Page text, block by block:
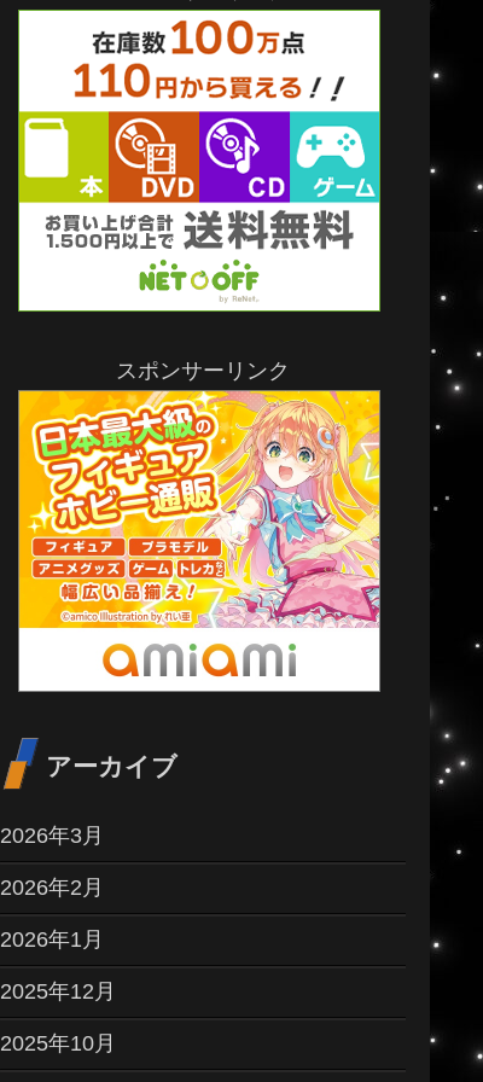
スポンサーリンク
アーカイブ
2026年3月
2026年2月
2026年1月
2025年12月
2025年10月